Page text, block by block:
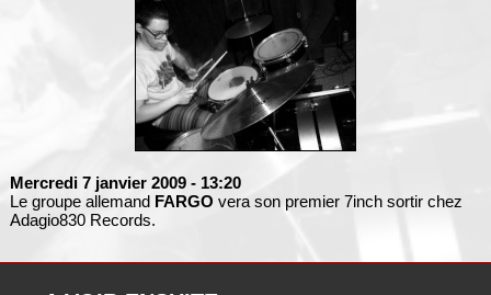
Mercredi 7 janvier 2009 - 13:20
Le groupe allemand FARGO vera son premier 7inch sortir chez
Adagio830 Records.